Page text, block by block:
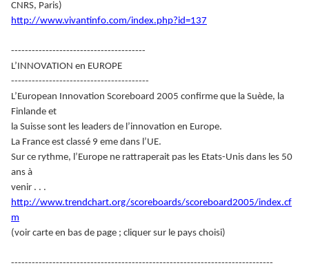
CNRS, Paris)
http://www.vivantinfo.com/index.php?id=137
---------------------------------------
L’INNOVATION en EUROPE
----------------------------------------
L’European Innovation Scoreboard 2005 confirme que la Suède, la
Finlande et
la Suisse sont les leaders de l’innovation en Europe.
La France est classé 9 eme dans l’UE.
Sur ce rythme, l’Europe ne rattraperait pas les Etats-Unis dans les 50
ans à
venir . . .
http://www.trendchart.org/scoreboards/scoreboard2005/index.cf
m
(voir carte en bas de page ; cliquer sur le pays choisi)
----------------------------------------------------------------------------